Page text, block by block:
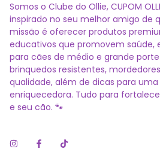
Somos o Clube do Ollie, CUPOM
inspirado no seu melhor amigo de
missão é oferecer produtos
educativos que promovem saúde,
para cães de médio e grande
brinquedos resistentes,
qualidade, além de dicas para
enriquecedora. Tudo para
e seu cão. 🐾